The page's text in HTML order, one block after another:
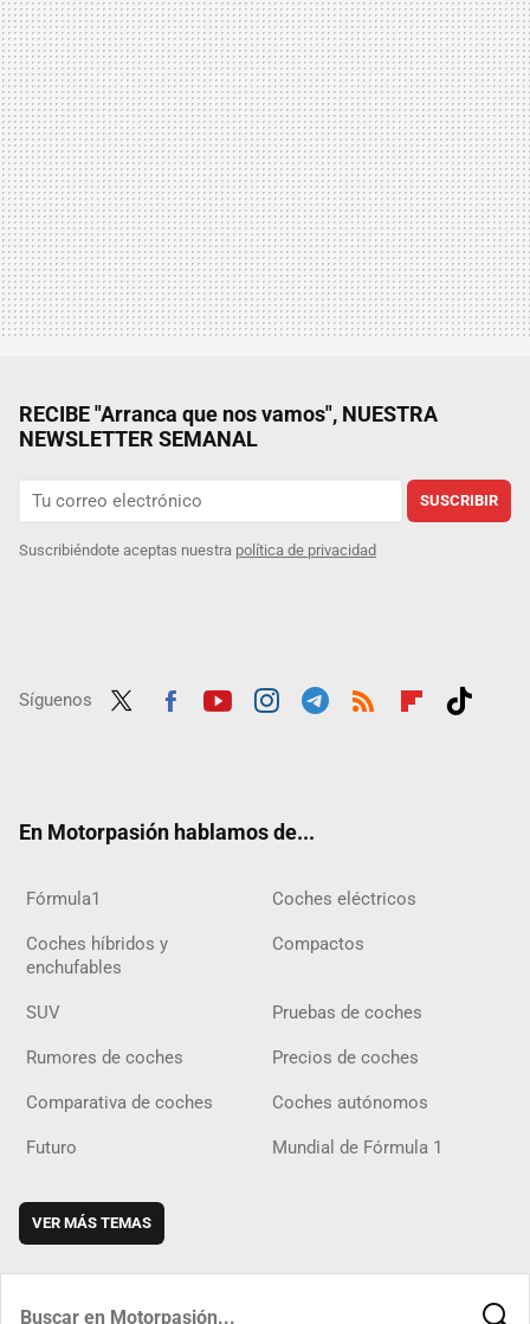
RECIBE "Arranca que nos vamos", NUESTRA
NEWSLETTER SEMANAL
SUSCRIBIR
Suscribiéndote aceptas nuestra política de privacidad
Síguenos
En Motorpasión hablamos de...
Fórmula1 Coches eléctricos
Coches híbridos y
enchufables
Compactos
SUV Pruebas de coches
Rumores de coches Precios de coches
Comparativa de coches Coches autónomos
Futuro Mundial de Fórmula 1
VER MÁS TEMAS